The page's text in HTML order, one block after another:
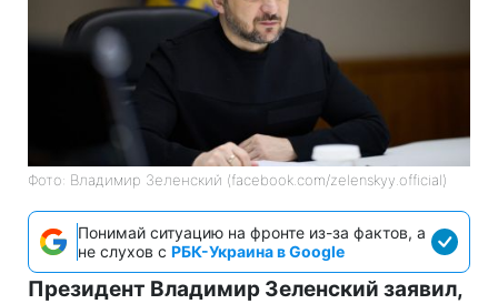
Фото: Владимир Зеленский (facebook.com/zelenskyy.official)
Понимай ситуацию на фронте из-за фактов, а
не слухов с РБК-Украина в Google
Президент Владимир Зеленский заявил,